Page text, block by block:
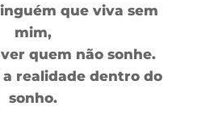
que viva sem
mim,
quem não sonhe.
a realidade dentro do
sonho.